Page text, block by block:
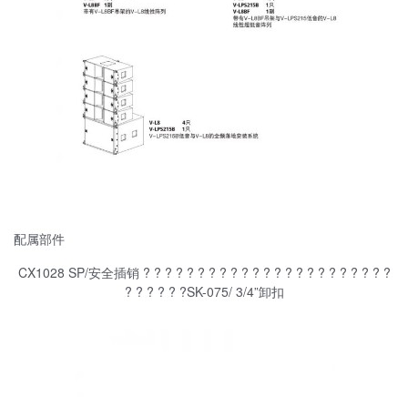
配属部件
CX1028 SP/安全插销 ? ? ? ? ? ? ? ? ? ? ? ? ? ? ? ? ? ? ? ? ? ? ?
? ? ? ? ? ?SK-075/ 3/4”卸扣